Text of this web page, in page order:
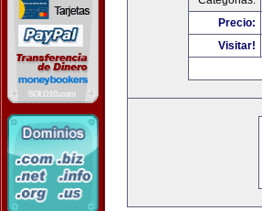
Precio:
Visitar!